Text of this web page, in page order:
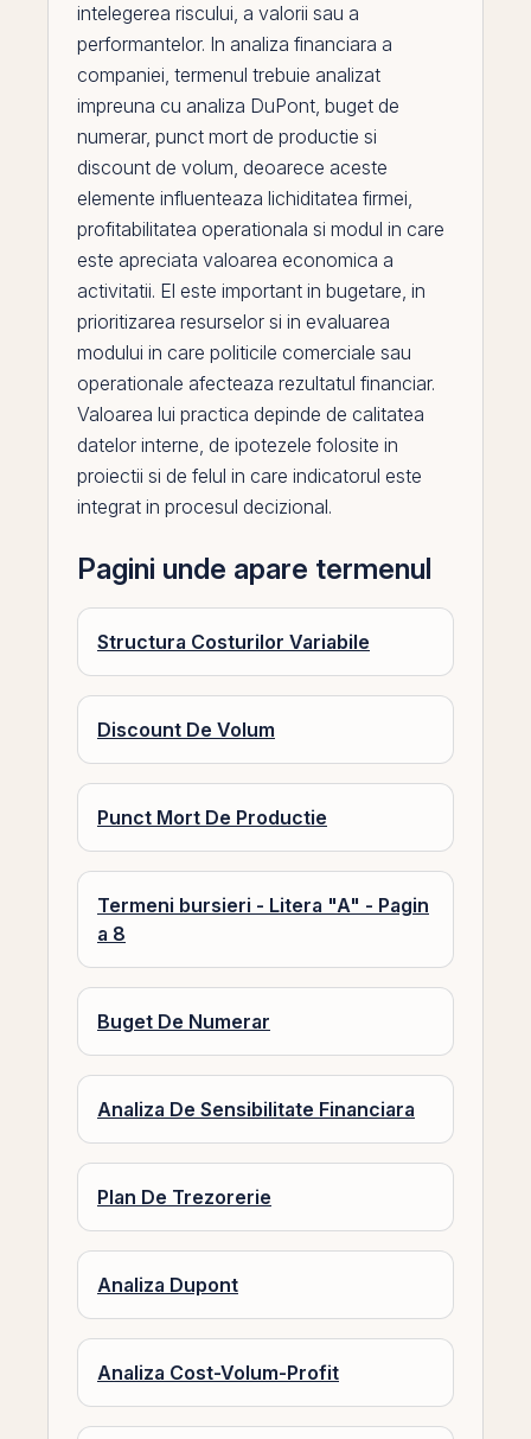
intelegerea riscului, a valorii sau a
performantelor. In analiza financiara a
companiei, termenul trebuie analizat
impreuna cu analiza DuPont, buget de
numerar, punct mort de productie si
discount de volum, deoarece aceste
elemente influenteaza lichiditatea firmei,
profitabilitatea operationala si modul in care
este apreciata valoarea economica a
activitatii. El este important in bugetare, in
prioritizarea resurselor si in evaluarea
modului in care politicile comerciale sau
operationale afecteaza rezultatul financiar.
Valoarea lui practica depinde de calitatea
datelor interne, de ipotezele folosite in
proiectii si de felul in care indicatorul este
integrat in procesul decizional.
Pagini unde apare termenul
Structura Costurilor Variabile
Discount De Volum
Punct Mort De Productie
Termeni bursieri - Litera "A" - Pagin
a 8
Buget De Numerar
Analiza De Sensibilitate Financiara
Plan De Trezorerie
Analiza Dupont
Analiza Cost-Volum-Profit